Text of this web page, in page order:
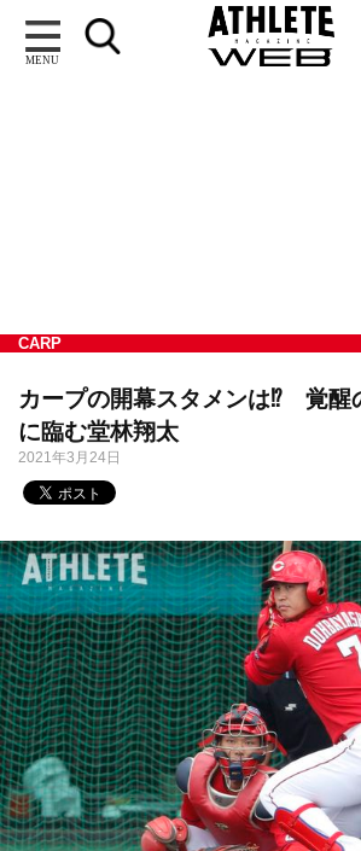
MENU
CARP
カープの開幕スタメンは⁉︎ 覚醒
に臨む堂林翔太
2021年3月24日